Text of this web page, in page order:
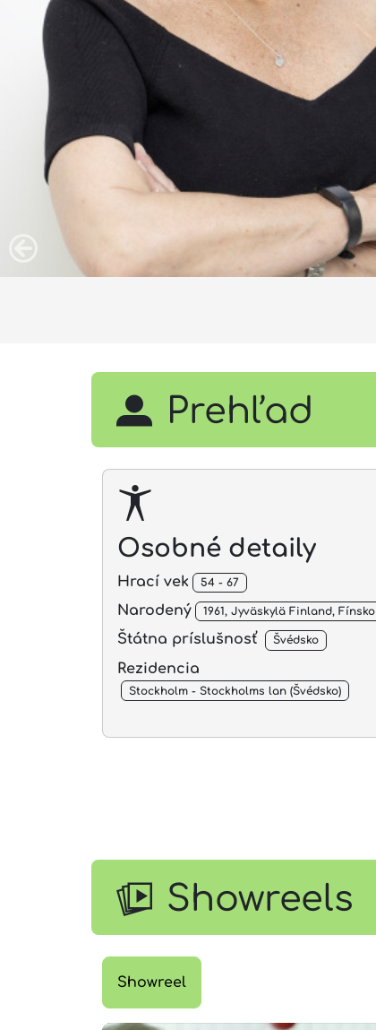
Prehľad
Osobné detaily
Hrací vek 54 - 67
Narodený 1961, Jyväskylä Finland, Fínsko
Štátna príslušnosť Švédsko
Rezidencia
Stockholm - Stockholms lan (Švédsko)
Showreels
Showreel